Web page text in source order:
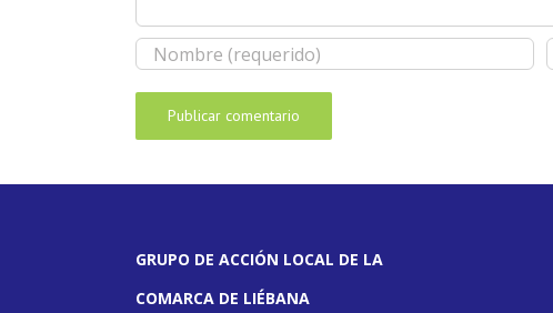
GRUPO DE ACCIÓN LOCAL DE LA
COMARCA DE LIÉBANA